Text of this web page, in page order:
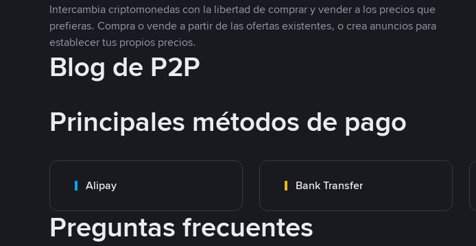
Intercambia criptomonedas con la libertad de comprar y vender a los precios que
prefieras. Compra o vende a partir de las ofertas existentes, o crea anuncios para
establecer tus propios precios.
Blog de P2P
Principales métodos de pago
Alipay Bank Transfer
Preguntas frecuentes